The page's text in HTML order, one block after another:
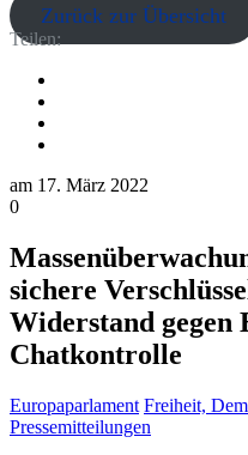
Zurück zur Übersicht
Teilen:
am 17. März 2022
0
sichere
Widerstand gegen
Chatkontrolle
Europaparlament Freiheit,
Pressemitteilungen